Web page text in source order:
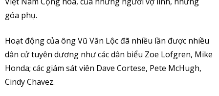
góa phụ.
Hoạt động của ông Vũ Văn Lộc đã nhiều lần được nhiều
dân cử tuyên dương như các dân biểu Zoe Lofgren, Mike
Honda; các giám sát viên Dave Cortese, Pete McHugh,
Cindy Chavez.